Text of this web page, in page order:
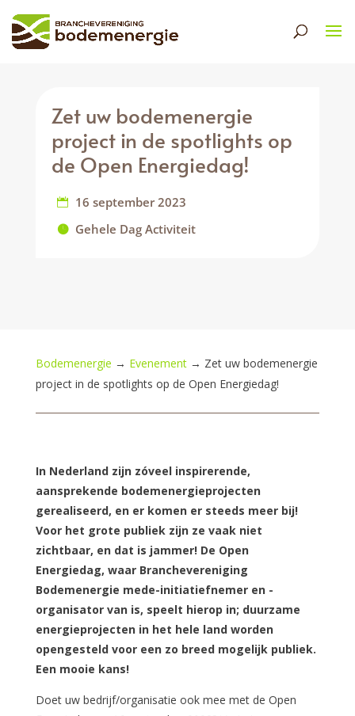
Zet uw bodemenergie
project in de spotlights op
de Open Energiedag!
16 september 2023
Gehele Dag Activiteit
Bodemenergie → Evenement→ Zet uw bodemenergie
project in de spotlights op de Open Energiedag!
In Nederland zijn zóveel inspirerende,
aansprekende bodemenergieprojecten
gerealiseerd, en er komen er steeds meer bij!
Voor het grote publiek zijn ze vaak niet
zichtbaar, en dat is jammer! De Open
Energiedag, waar Branchevereniging
Bodemenergie mede-initiatiefnemer en -
organisator van is, speelt hierop in; duurzame
energieprojecten in het hele land worden
opengesteld voor een zo breed mogelijk publiek.
Een mooie kans!
Doet uw bedrijf/organisatie ook mee met de Open